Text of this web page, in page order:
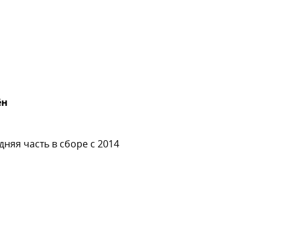
часть в сборе с 2014